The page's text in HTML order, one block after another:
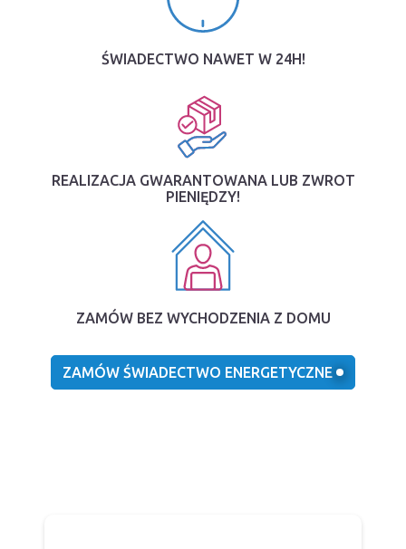
ŚWIADECTWO NAWET W 24H!
REALIZACJA GWARANTOWANA LUB ZWROT
PIENIĘDZY!
ZAMÓW BEZ WYCHODZENIA Z DOMU
ZAMÓW ŚWIADECTWO ENERGETYCZNE